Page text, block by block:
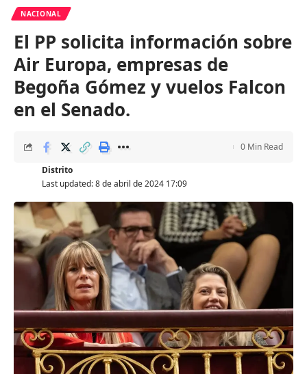
NACIONAL
El PP solicita información sobre
Air Europa, empresas de
Begoña Gómez y vuelos Falcon
en el Senado.
Last updated: 8 de abril de 2024 17:09
Distrito
0 Min Read